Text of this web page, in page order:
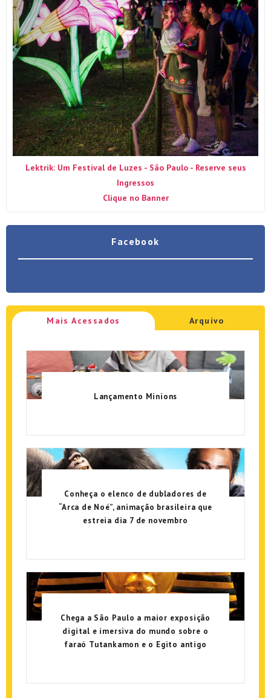
Lektrik: Um Festival de Luzes - São Paulo - Reserve seus
Ingressos
Clique no Banner
Facebook
Mais Acessados Arquivo
Lançamento Minions
Conheça o elenco de dubladores de
“Arca de Noé”, animação brasileira que
estreia dia 7 de novembro
Chega a São Paulo a maior exposição
digital e imersiva do mundo sobre o
faraó Tutankamon e o Egito antigo